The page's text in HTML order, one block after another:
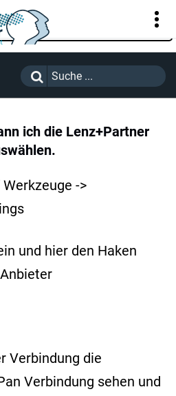
ich die Lenz+Partner
->
und hier den Haken
Verbindung die
Verbindung sehen und